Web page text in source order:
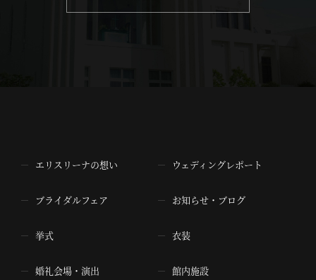
エリスリーナの想い
ブライダルフェア
挙式
婚礼会場・演出
ウェディングレポート
お知らせ・ブログ
衣装
館内施設